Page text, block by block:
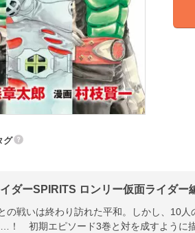
グ
イダーSPIRITS ロンリー仮面ライダ
の戦いは終わり訪れた平和。しかし、10
…！ 初期エピソード3巻と対を成すよう